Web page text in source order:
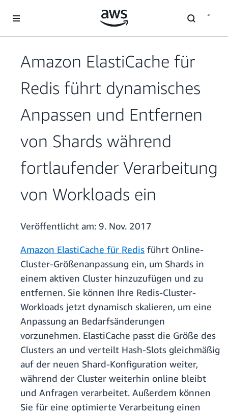
Überspringen zum Hauptinhalt
Amazon ElastiCache für
Redis führt dynamisches
Anpassen und Entfernen
von Shards während
fortlaufender Verarbeitung
von Workloads ein
Veröffentlicht am: 9. Nov. 2017
Amazon ElastiCache für Redis führt Online-
Cluster-Größenanpassung ein, um Shards in
einem aktiven Cluster hinzuzufügen und zu
entfernen. Sie können Ihre Redis-Cluster-
Workloads jetzt dynamisch skalieren, um eine
Anpassung an Bedarfsänderungen
vorzunehmen. ElastiCache passt die Größe des
Clusters an und verteilt Hash-Slots gleichmäßig
auf der neuen Shard-Konfiguration weiter,
während der Cluster weiterhin online bleibt
und Anfragen verarbeitet. Außerdem können
Sie für eine optimierte Verarbeitung einen